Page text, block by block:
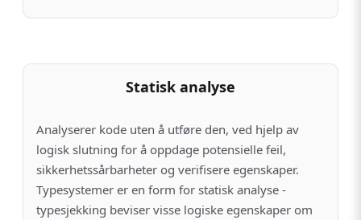
Statisk analyse
Analyserer kode uten å utføre den, ved hjelp av
logisk slutning for å oppdage potensielle feil,
sikkerhetssårbarheter og verifisere egenskaper.
Typesystemer er en form for statisk analyse -
typesjekking beviser visse logiske egenskaper om